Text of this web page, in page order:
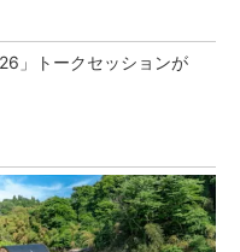
」トークセッションが